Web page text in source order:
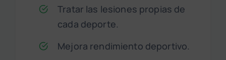
Tratar las lesiones propias de
cada deporte.
Mejora rendimiento deportivo.